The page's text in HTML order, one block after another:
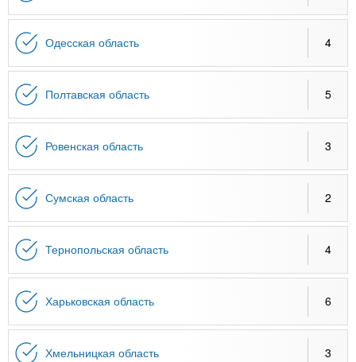
Одесская область 4
Полтавская область 5
Ровенская область 3
Сумская область 2
Тернопольская область 4
Харьковская область 6
Хмельницкая область 3